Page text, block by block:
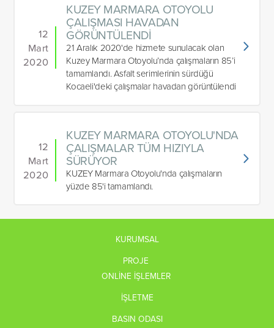
12
Mart
2020
KUZEY MARMARA OTOYOLU
ÇALIŞMASI HAVADAN
GÖRÜNTÜLENDİ
21 Aralık 2020'de hizmete sunulacak olan
Kuzey Marmara Otoyolu’nda çalışmaların 85’i
tamamlandı. Asfalt serimlerinin sürdüğü
Kocaeli'deki çalışmalar havadan görüntülendi
12
Mart
2020
KUZEY MARMARA OTOYOLU'NDA
ÇALIŞMALAR TÜM HIZIYLA
SÜRÜYOR
KUZEY Marmara Otoyolu'nda çalışmaların
yüzde 85'i tamamlandı.
KURUMSAL
PROJE
ONLİNE İŞLEMLER
İŞLETME
BASIN ODASI